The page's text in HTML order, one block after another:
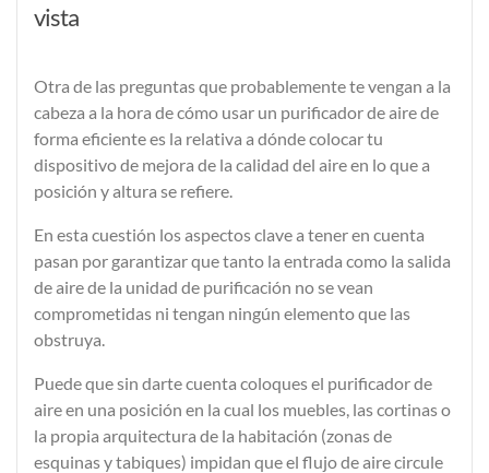
vista
Otra de las preguntas que probablemente te vengan a la
cabeza a la hora de cómo usar un purificador de aire de
forma eficiente es la relativa a dónde colocar tu
dispositivode mejora de la calidad del aire en lo que a
posición y altura se refiere.
En esta cuestión los aspectos clave a tener en cuenta
pasan por garantizar que tanto la entrada como la salida
de airede la unidad de purificación no se vean
comprometidas ni tengan ningún elemento que las
obstruya.
Puede que sin darte cuenta coloques el purificador de
aire en una posición en la cual los muebles, las cortinas o
la propia arquitectura de la habitación (zonas de
esquinas y tabiques) impidan que el flujo de aire circule